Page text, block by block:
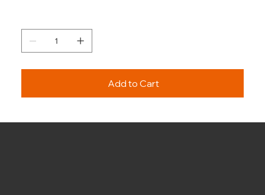
Add to Cart